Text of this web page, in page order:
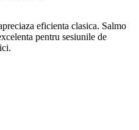
eficienta clasica. Salmo
pentru sesiunile de